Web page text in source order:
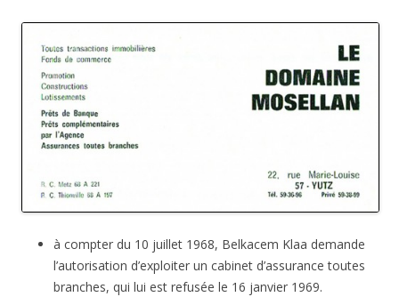
à compter du 10 juillet 1968, Belkacem Klaa demande
l’autorisation d’exploiter un cabinet d’assurance toutes
branches, qui lui est refusée le 16 janvier 1969.